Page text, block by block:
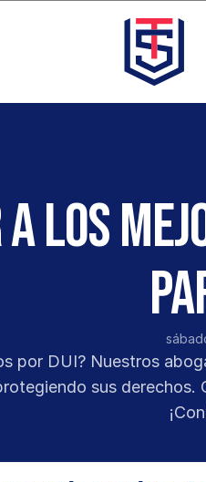
los
por DUI? Nuestros
sus derechos.